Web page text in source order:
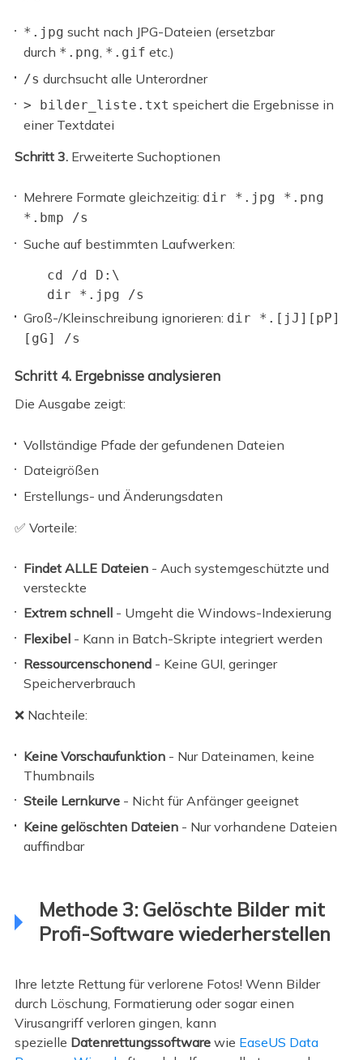
*.jpg sucht nach JPG-Dateien (ersetzbar
durch *.png, *.gif etc.)
/s durchsucht alle Unterordner
> bilder_liste.txt speichert die Ergebnisse in
einer Textdatei
Schritt 3.Erweiterte Suchoptionen
Mehrere Formate gleichzeitig: dir *.jpg *.png
*.bmp /s
Suche auf bestimmten Laufwerken:
cd /d D:\
dir *.jpg /s
Groß-/Kleinschreibung ignorieren: dir *.[jJ][pP]
[gG] /s
Schritt 4.Ergebnisse analysieren
Die Ausgabe zeigt:
Vollständige Pfade der gefundenen Dateien
Dateigrößen
Erstellungs- und Änderungsdaten
✅ Vorteile:
Findet ALLE Dateien - Auch systemgeschützte und
versteckte
Extrem schnell - Umgeht die Windows-Indexierung
Flexibel - Kann in Batch-Skripte integriert werden
Ressourcenschonend - Keine GUI, geringer
Speicherverbrauch
❌ Nachteile:
Keine Vorschaufunktion - Nur Dateinamen, keine
Thumbnails
Steile Lernkurve - Nicht für Anfänger geeignet
Keine gelöschten Dateien - Nur vorhandene Dateien
auffindbar
Methode 3: Gelöschte Bilder mit
Profi-Software wiederherstellen
Ihre letzte Rettung für verlorene Fotos! Wenn Bilder
durch Löschung, Formatierung oder sogar einen
Virusangriff verloren gingen, kann
spezielle Datenrettungssoftwarewie EaseUS Data